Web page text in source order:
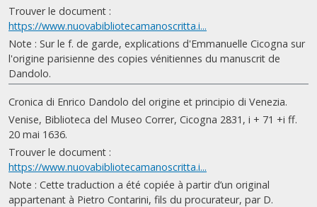
Trouver le document :
https://www.nuovabibliotecamanoscritta.i...
Note : Sur le f. de garde, explications d'Emmanuelle Cicogna sur
l'origine parisienne des copies vénitiennes du manuscrit de
Dandolo.
Cronica di Enrico Dandolo del origine et principio di Venezia.
Venise, Biblioteca del Museo Correr, Cicogna 2831, i + 71 +i ff.
20 mai 1636.
Trouver le document :
https://www.nuovabibliotecamanoscritta.i...
Note : Cette traduction a été copiée à partir d’un original
appartenant à Pietro Contarini, fils du procurateur, par D.